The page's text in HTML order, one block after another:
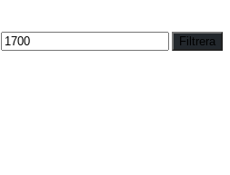
Max
pris
Filtrera